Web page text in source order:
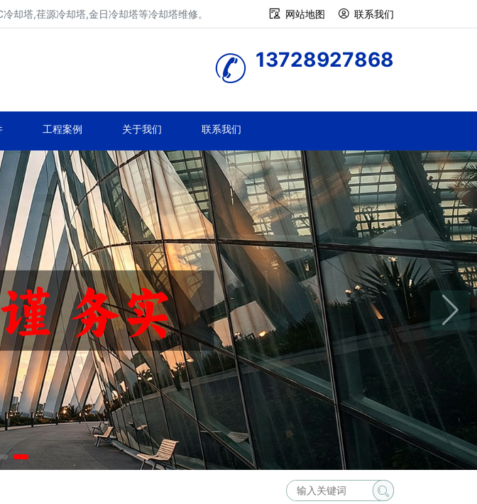
却塔,荏源冷却塔,金日冷却塔等冷却塔维修。 网站地图 联系我们
13728927868
工程案例 关于我们 联系我们